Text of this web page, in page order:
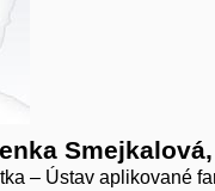
– Ústav aplikované